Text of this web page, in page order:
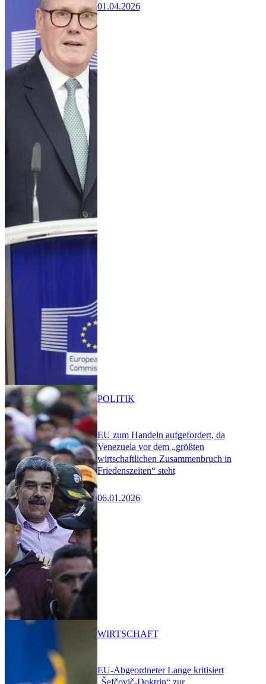
01.04.2026
EU zum Handeln aufgefordert, da
Venezuela vor dem „größten
wirtschaftlichen Zusammenbruch in
Friedenszeiten“ steht
06.01.2026
POLITIK
EU-Abgeordneter Lange kritisiert
„Šefčovič-Doktrin“ zur
WIRTSCHAFT